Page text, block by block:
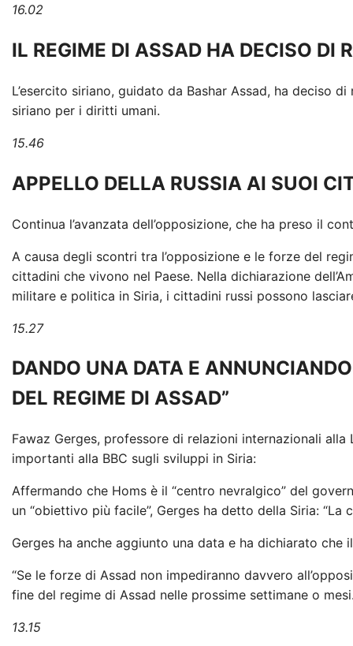
16.02
IL REGIME DI ASSAD HA DECISO DI
L’esercito siriano, guidato da Bashar Assad, ha deciso
siriano per i diritti umani.
15.46
APPELLO DELLA RUSSIA AI SUOI
Continua l’avanzata dell’opposizione, che ha preso il
A causa degli scontri tra l’opposizione e le forze del
cittadini che vivono nel Paese. Nella dichiarazione
militare e politica in Siria, i cittadini russi possono
15.27
DANDO UNA DATA E
DEL REGIME DI ASSAD”
Fawaz Gerges, professore di relazioni internazionali
importanti alla BBC sugli sviluppi in Siria:
Affermando che Homs è il “centro nevralgico” del
un “obiettivo più facile”, Gerges ha detto della Siria:
Gerges ha anche aggiunto una data e ha dichiarato
“Se le forze di Assad non impediranno davvero
fine del regime di Assad nelle prossime settimane o
13.15